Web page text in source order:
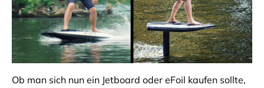
Ob man sich nun ein Jetboard oder eFoil kaufen sollte,